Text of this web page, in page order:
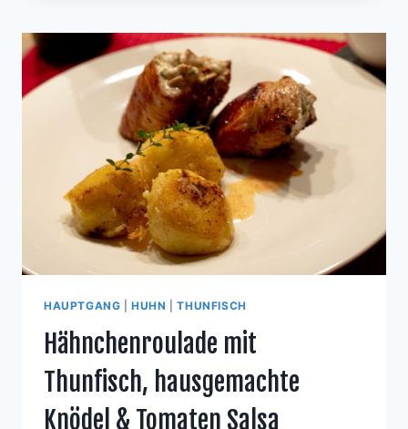
ZITRONEN-
SPAGHETTI
HAUPTGANG |HUHN |THUNFISCH
Hähnchenroulade mit
Thunfisch, hausgemachte
Knödel & Tomaten Salsa